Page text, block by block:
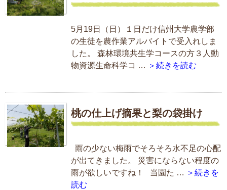
5月19日（日）１日だけ信州大学農学部
の生徒を農作業アルバイトで受入れしま
した。 森林環境共生学コースの方３人動
物資源生命科学コ … ＞続きを読む
桃の仕上げ摘果と梨の袋掛け
雨の少ない梅雨でそろそろ水不足の心配
が出てきました。 災害にならない程度の
雨が欲しいですね！ 当園た … ＞続きを
読む